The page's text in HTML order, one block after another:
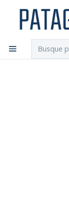
Chilexpress
Inicio Ductos y
Post Formado